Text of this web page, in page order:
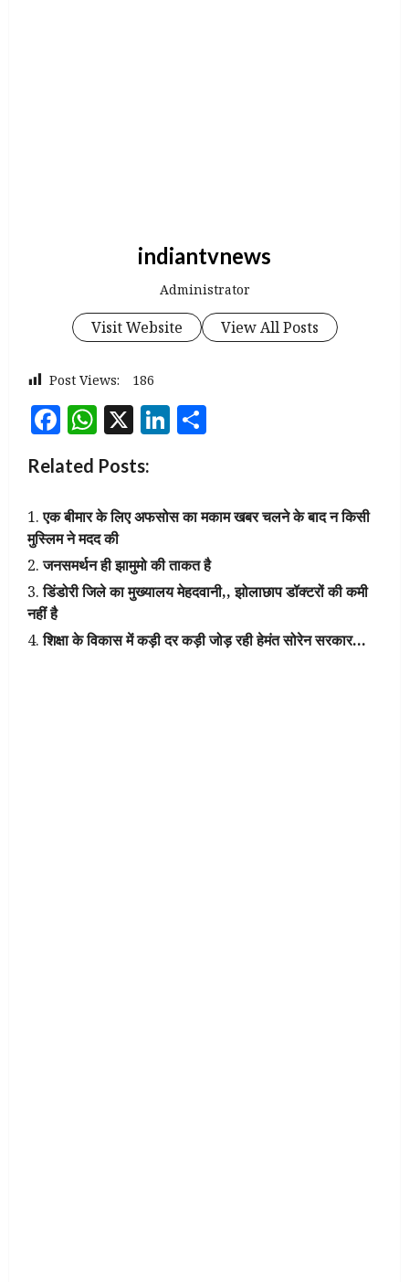
indiantvnews
Administrator
Visit Website View All Posts
Post Views: 186
Facebook
WhatsApp
X LinkedIn
Related Posts:
एक बीमार के लिए अफसोस का मकाम खबर चलने के बाद न किसी
मुस्लिम ने मदद की
जनसमर्थन ही झामुमो की ताकत है
डिंडोरी जिले का मुख्यालय मेहदवानी,, झोलाछाप डॉक्टरों की कमी
नहीं है
शिक्षा के विकास में कड़ी दर कड़ी जोड़ रही हेमंत सोरेन सरकार…